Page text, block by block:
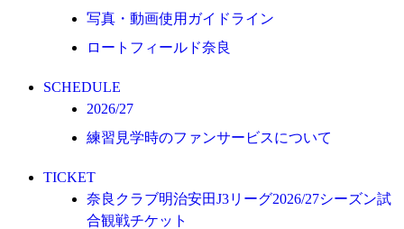
サポートショップ
GOODS
ACADEMY
プロジェクト
コーチ&スタッフ
写真・動画使用ガイドライン
ロートフィールド奈良
SCHEDULE
2026/27
練習見学時のファンサービスについて
TICKET
奈良クラブ明治安田J3リーグ2026/27シーズン試
合観戦チケット